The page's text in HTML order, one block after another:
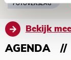
FOTOVERSLAG
Bekijk
AGENDA